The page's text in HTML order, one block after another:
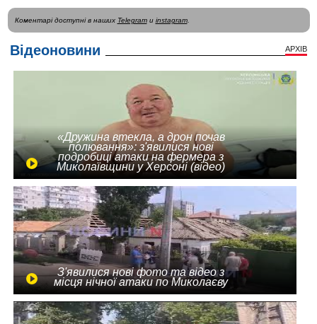
Коментарі доступні в наших Telegramи instagram.
Відеоновини АРХІВ
«Дружина втекла, а дрон почав
полювання»: з'явилися нові
подробиці атаки на фермера з
Миколаївщини у Херсоні (відео)
З'явилися нові фото та відео з
місця нічної атаки по Миколаєву